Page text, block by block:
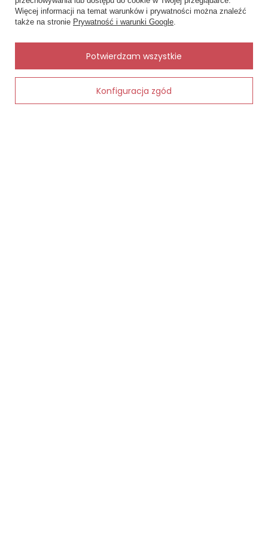
Dodaj do koszyka
Zobacz również
Inne rzeczy od tego samego producenta
×
✨ Asystent zakupowy
Napisz czego szukasz — pokażę
gotowe propozycje.
Więcej informacji na temat warunków i prywatności można znaleźć
także na stronie Prywatność i warunki Google.
Konfiguracja zgód
Potwierdzam wszystkie